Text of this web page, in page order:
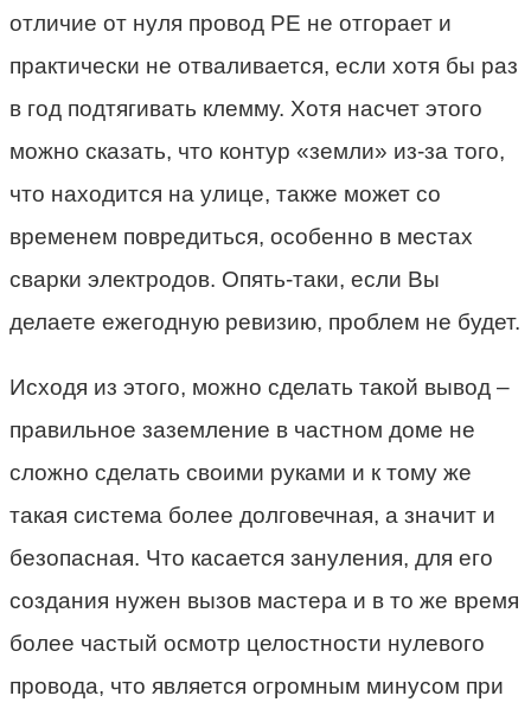
отличие от нуля провод PE не отгорает и
практически не отваливается, если хотя бы раз
в год подтягивать клемму. Хотя насчет этого
можно сказать, что контур «земли» из-за того,
что находится на улице, также может со
временем повредиться, особенно в местах
сварки электродов. Опять-таки, если Вы
делаете ежегодную ревизию, проблем не будет.
Исходя из этого, можно сделать такой вывод –
правильное заземление в частном доме не
сложно сделать своими руками и к тому же
такая система более долговечная, а значит и
безопасная. Что касается зануления, для его
создания нужен вызов мастера и в то же время
более частый осмотр целостности нулевого
провода, что является огромным минусом при